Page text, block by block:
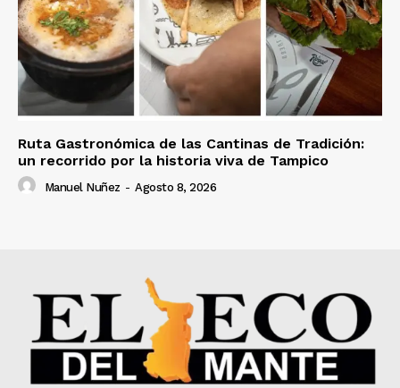
Ruta Gastronómica de las Cantinas de Tradición:
un recorrido por la historia viva de Tampico
Manuel Nuñez - Agosto 8, 2026